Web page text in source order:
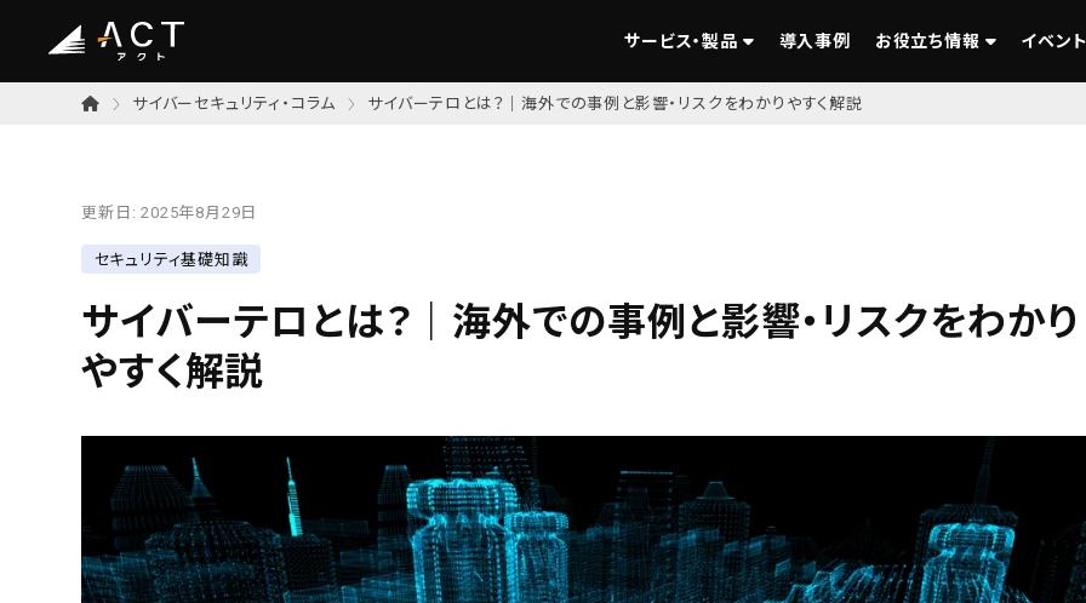
サービス・製品 導入事例 お役立ち情報 イベン
サイバーセキュリティ・コラム サイバーテロとは？｜海外での事例と影響・リスクをわかりやすく解説
更新日:2025年8月29日
セキュリティ基礎知識
サイバーテロとは？｜海外での事例と影響・リスクをわかり
やすく解説